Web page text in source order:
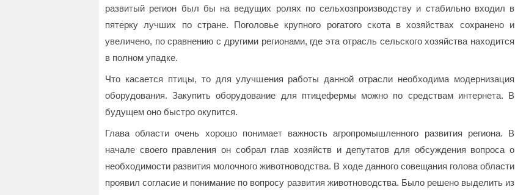
развитый регион был бы на ведущих ролях по сельхозпроизводству и стабильно входил в
пятерку лучших по стране. Поголовье крупного рогатого скота в хозяйствах сохранено и
увеличено, по сравнению с другими регионами, где эта отрасль сельского хозяйства находится
в полном упадке.
Что касается птицы, то для улучшения работы данной отрасли необходима модернизация
оборудования. Закупить оборудование для птицефермы можно по средствам интернета. В
будущем оно быстро окупится.
Глава области очень хорошо понимает важность агропромышленного развития региона. В
начале своего правления он собрал глав хозяйств и депутатов для обсуждения вопроса о
необходимости развития молочного животноводства. В ходе данного совещания голова области
проявил согласие и понимание по вопросу развития животноводства. Было решено выделить из